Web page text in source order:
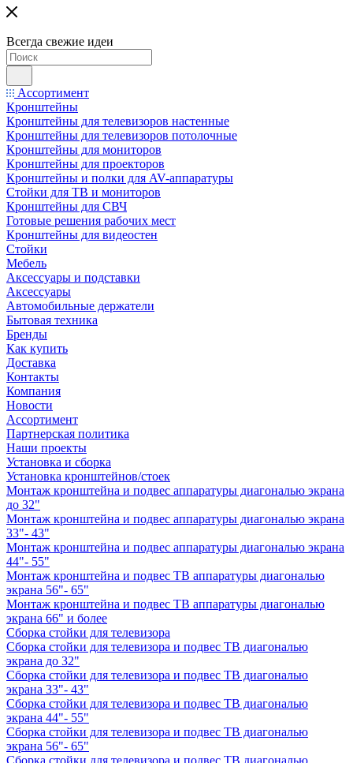
Всегда свежие идеи
Ассортимент
Кронштейны
Кронштейны для телевизоров настенные
Кронштейны для телевизоров потолочные
Кронштейны для мониторов
Кронштейны для проекторов
Кронштейны и полки для AV-аппаратуры
Стойки для ТВ и мониторов
Кронштейны для СВЧ
Готовые решения рабочих мест
Кронштейны для видеостен
Стойки
Мебель
Аксессуары и подставки
Аксессуары
Автомобильные держатели
Бытовая техника
Бренды
Как купить
Доставка
Контакты
Компания
Новости
Ассортимент
Партнерская политика
Наши проекты
Установка и сборка
Установка кронштейнов/стоек
Монтаж кронштейна и подвес аппаратуры диагональю экрана
до 32"
Монтаж кронштейна и подвес аппаратуры диагональю экрана
33"- 43"
Монтаж кронштейна и подвес аппаратуры диагональю экрана
44"- 55"
Монтаж кронштейна и подвес ТВ аппаратуры диагональю
экрана 56"- 65"
Монтаж кронштейна и подвес ТВ аппаратуры диагональю
экрана 66" и более
Сборка стойки для телевизора
Сборка стойки для телевизора и подвес ТВ диагональю
экрана до 32"
Сборка стойки для телевизора и подвес ТВ диагональю
экрана 33"- 43"
Сборка стойки для телевизора и подвес ТВ диагональю
экрана 44"- 55"
Сборка стойки для телевизора и подвес ТВ диагональю
экрана 56"- 65"
Сборка стойки для телевизора и подвес ТВ диагональю